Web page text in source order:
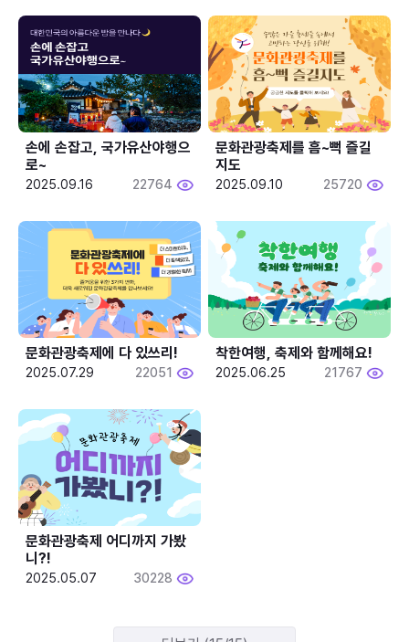
손에 손잡고, 국가유산야행으
로~
2025.09.16 22764
문화관광축제를 흠~뻑 즐길
지도
2025.09.10 25720
문화관광축제에 다 있쓰리!
2025.07.29 22051
착한여행, 축제와 함께해요!
2025.06.25 21767
문화관광축제 어디까지 가봤
니?!
2025.05.07 30228